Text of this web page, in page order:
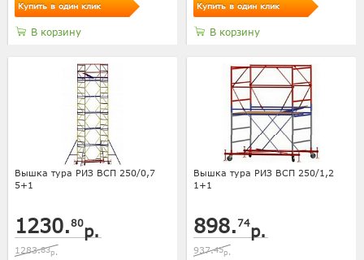
Купить в один клик
В корзину
Купить в один клик
В корзину
Вышка тура РИЗ ВСП 250/0,7
5+1
1230.80р.
1283.83р.
Вышка тура РИЗ ВСП 250/1,2
1+1
898. 74р.
937.45р.